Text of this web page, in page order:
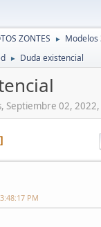
ZONTES ► Modelos
► Duda existencial
Septiembre 02,
PM